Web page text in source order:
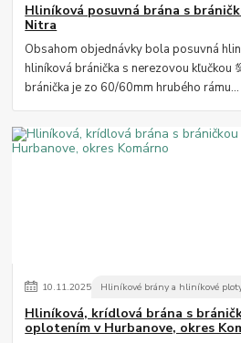
Hliníková posuvná brána s
Nitra
Obsahom objednávky bola posuvná
hliníková bránička s nerezovou kľučkou
bránička je zo 60/60mm hrubého
10.11.2025 Hliníkové brány a hliníkové
Hliníková, krídlová brána s
oplotením v Hurbanove, okres